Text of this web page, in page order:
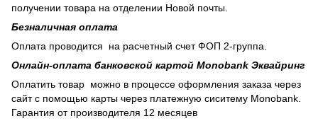
получении товара на отделении Новой почты.
Безналичная оплата
Оплата проводится на расчетный счет ФОП 2-группа.
Онлайн-оплата банковской картой Monobank Эквайринг
Оплатить товар можно в процессе оформления заказа через
сайт с помощью карты через платежную сиситему Monobank.
Гарантия от производителя 12 месяцев